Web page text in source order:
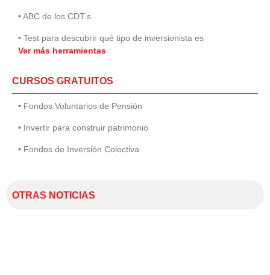
• ABC de los CDT’s
• Test para descubrir qué tipo de inversionista es
Ver más herramientas
CURSOS GRATUITOS
• Fondos Voluntarios de Pensión
• Invertir para construir patrimonio
• Fondos de Inversión Colectiva
OTRAS NOTICIAS